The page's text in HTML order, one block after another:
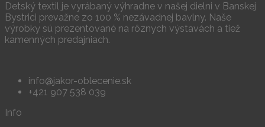
Detský textil je vyrábaný výhradne v našej dielni v Banskej
Bystrici prevažne zo 100 % nezávadnej bavlny. Naše
výrobky sú prezentované na rôznych výstavách a tiež
kamenných predajniach.
info@jakor-oblecenie.sk
+421 907 538 039
Info